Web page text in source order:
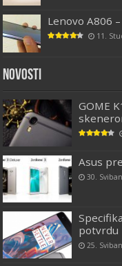
Lenovo A806
11.
Novosti
GOME
Asus
30.
potvrdu
25.